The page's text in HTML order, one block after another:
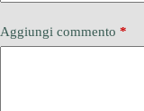
Aggiungi commento *